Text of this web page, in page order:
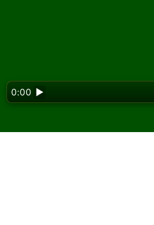
0:00 ▶